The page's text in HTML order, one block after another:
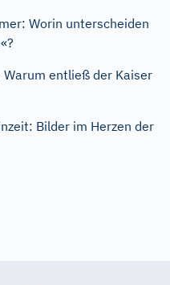
Worin unterscheiden
entließ der Kaiser
Bilder im Herzen der